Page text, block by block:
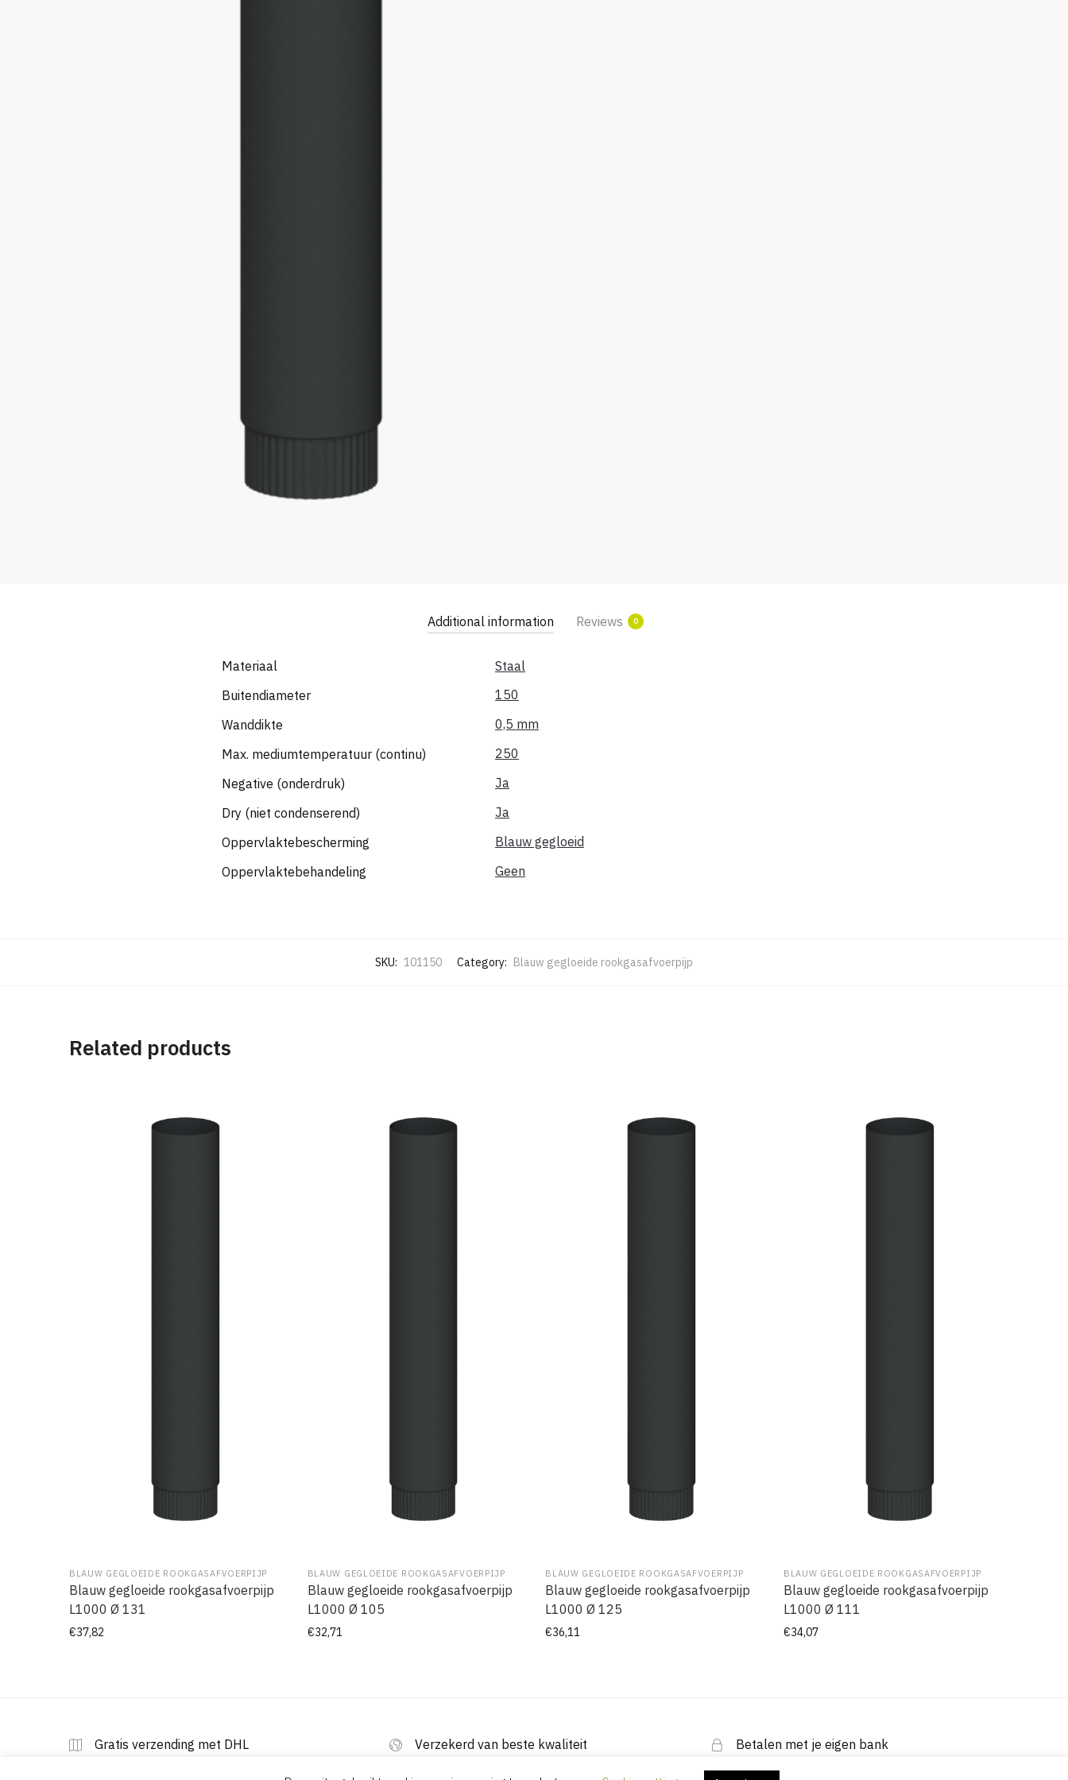
Additional information Reviews 0
Materiaal
Staal
Buitendiameter
150
Wanddikte
0,5 mm
Max. mediumtemperatuur (continu)
250
Negative (onderdruk)
Ja
Dry (niet condenserend)
Ja
Oppervlaktebescherming
Blauw gegloeid
Oppervlaktebehandeling
Geen
SKU: 101150 Category: Blauw gegloeide rookgasafvoerpijp
Related products
BLAUW GEGLOEIDE ROOKGASAFVOERPIJP
Blauw gegloeide rookgasafvoerpijp
L1000 Ø 131
€37,82
BLAUW GEGLOEIDE ROOKGASAFVOERPIJP
Blauw gegloeide rookgasafvoerpijp
L1000 Ø 105
€32,71
BLAUW GEGLOEIDE ROOKGASAFVOERPIJP
Blauw gegloeide rookgasafvoerpijp
L1000 Ø 125
€36,11
BLAUW GEGLOEIDE ROOKGASAFVOERPIJP
Blauw gegloeide rookgasafvoerpijp
L1000 Ø 111
€34,07
Gratis verzending met DHL Verzekerd van beste kwaliteit Betalen met je eigen bank